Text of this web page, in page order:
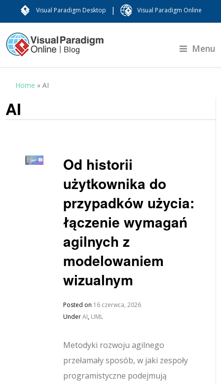
Visual Paradigm Desktop | Visual Paradigm Online
Menu
Home »AI
AI
Od historii
użytkownika do
przypadków użycia:
łączenie wymagań
agilnych z
modelowaniem
wizualnym
Posted on 16 czerwca, 2026
UnderAI, UML
Metodyki rozwoju agilnego
przełamały sposób, w jaki zespoły
programistyczne podejmują